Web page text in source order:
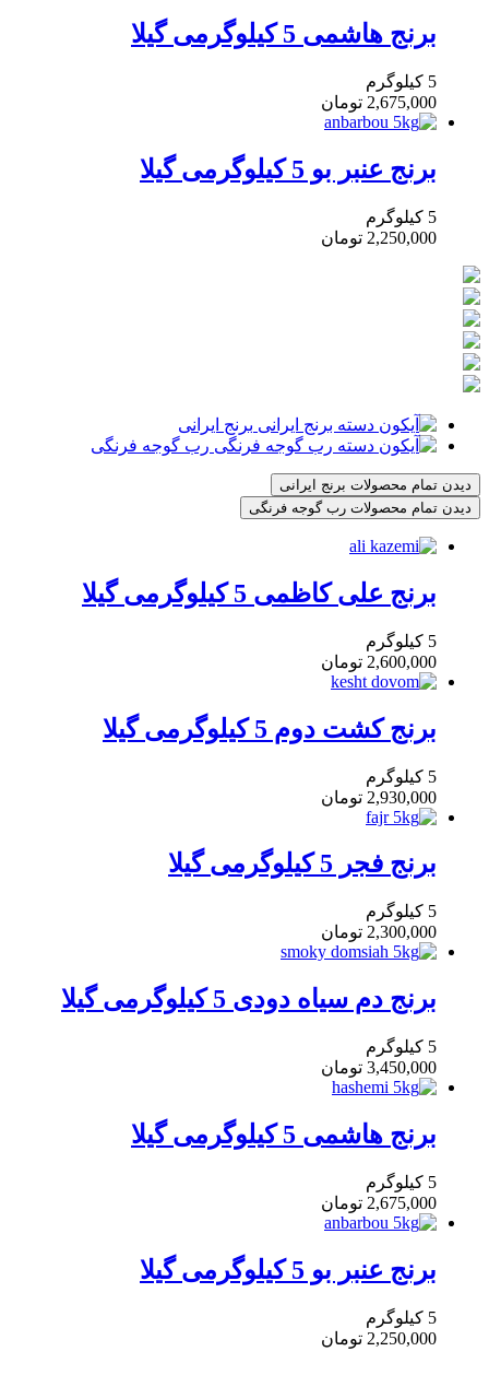
برنج هاشمی 5 کیلوگرمی گیلا
5 کیلوگرم
2,675,000 تومان
برنج عنبر بو 5 کیلوگرمی گیلا
5 کیلوگرم
2,250,000 تومان
برنج ایرانی
رب گوجه فرنگی
دیدن تمام محصولات برنج ایرانی
دیدن تمام محصولات رب گوجه فرنگی
برنج علی کاظمی 5 کیلوگرمی گیلا
5 کیلوگرم
2,600,000 تومان
برنج کشت دوم 5 کیلوگرمی گیلا
5 کیلوگرم
2,930,000 تومان
برنج فجر 5 کیلوگرمی گیلا
5 کیلوگرم
2,300,000 تومان
برنج دم سیاه دودی 5 کیلوگرمی گیلا
5 کیلوگرم
3,450,000 تومان
برنج هاشمی 5 کیلوگرمی گیلا
5 کیلوگرم
2,675,000 تومان
برنج عنبر بو 5 کیلوگرمی گیلا
5 کیلوگرم
2,250,000 تومان